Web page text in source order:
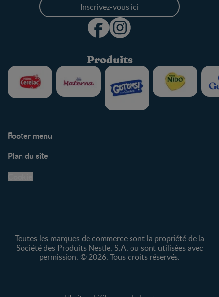
Inscrivez-vous ici
Produits
Footer menu
Centre de soutien
Avis légaux
Protection des
Plan du site
Toutes les marques de commerce sont la propriété de la
Société des Produits Nestlé, S.A. ou sont utilisées avec
permission. © 2026. Tous droits réservés.